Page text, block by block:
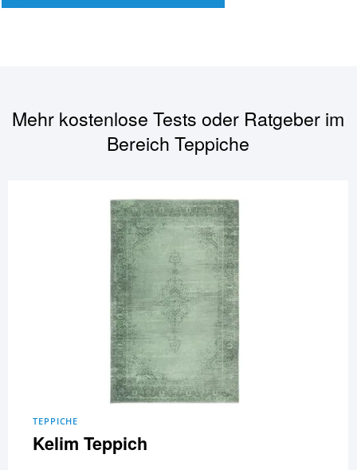
Mehr kostenlose Tests oder Ratgeber im
BereichTeppiche
TEPPICHE
Kelim Teppich